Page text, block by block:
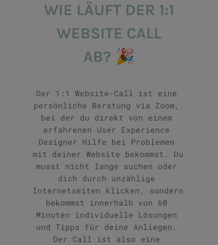
WIE LÄUFT DER 1:1
WEBSITE CALL
AB? 🎉
Der 1:1 Website-Call ist eine
persönliche Beratung via Zoom,
bei der du direkt von einem
erfahrenen User Experience
Designer Hilfe bei Problemen
mit deiner Website bekommst. Du
musst nicht lange suchen oder
dich durch unzählige
Internetseiten klicken, sondern
bekommst innerhalb von 60
Minuten individuelle Lösungen
und Tipps für deine Anliegen.
Der Call ist also eine